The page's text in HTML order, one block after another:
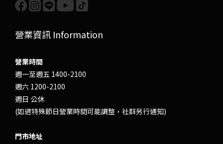
營業資訊 Information
營業時間
週一至週五 1400-2100
週六 1200-2100
週日 公休
(如遇特殊節日營業時間可能調整，社群另行通知)
門市地址